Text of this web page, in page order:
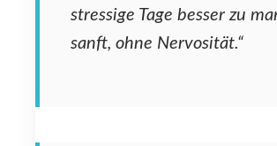
stressige Tage besser zu
sanft, ohne Nervosität.“